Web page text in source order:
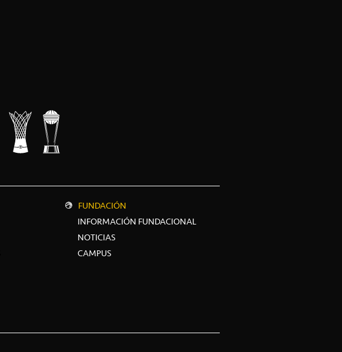
FUNDACIÓN
INFORMACIÓN FUNDACIONAL
NOTICIAS
CAMPUS